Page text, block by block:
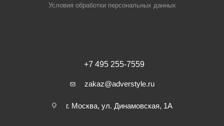
Условия обработки персональных данных
+7 495 255-7559
zakaz@adverstyle.ru
г. Москва, ул. Динамовская, 1А